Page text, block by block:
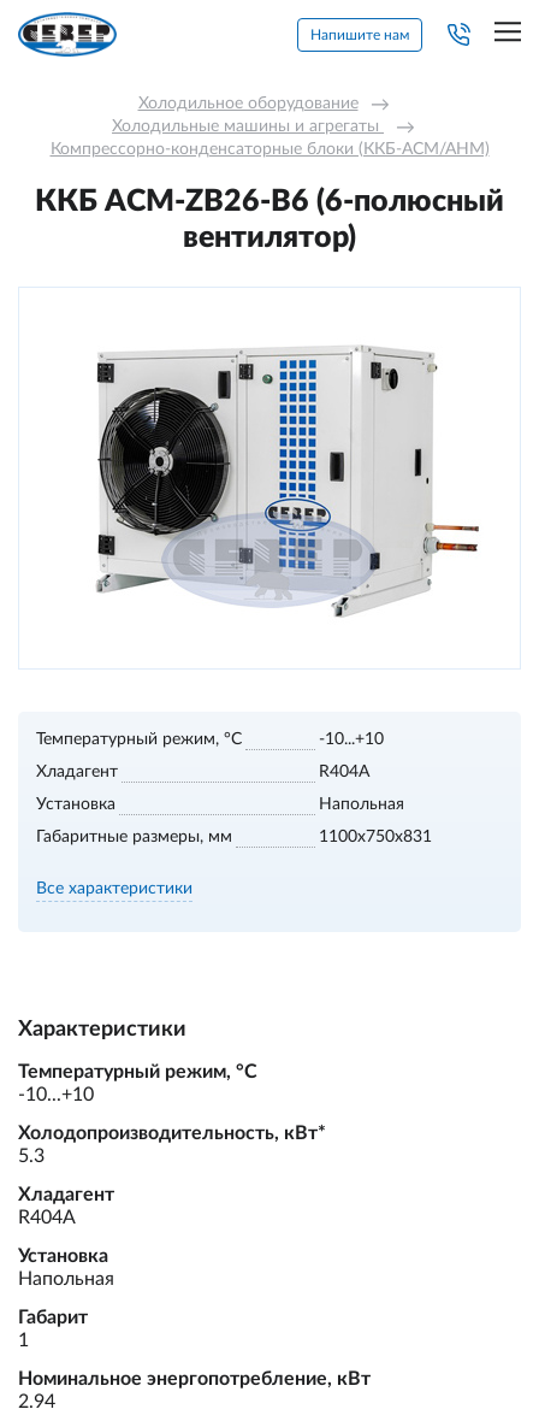
Напишите нам
Холодильное оборудование →
Холодильные машины и агрегаты →
Компрессорно-конденсаторные блоки (ККБ-АСМ/АНМ)
ККБ ACM-ZB26-В6 (6-полюсный
вентилятор)
Температурный режим, °С
-10...+10
Хладагент
R404A
Установка
Напольная
Габаритные размеры, мм
1100х750х831
Все характеристики
Характеристики
Температурный режим, °С
-10...+10
Холодопроизводительность, кВт*
5.3
Хладагент
R404A
Установка
Напольная
Габарит
1
Номинальное энергопотребление, кВт
2.94